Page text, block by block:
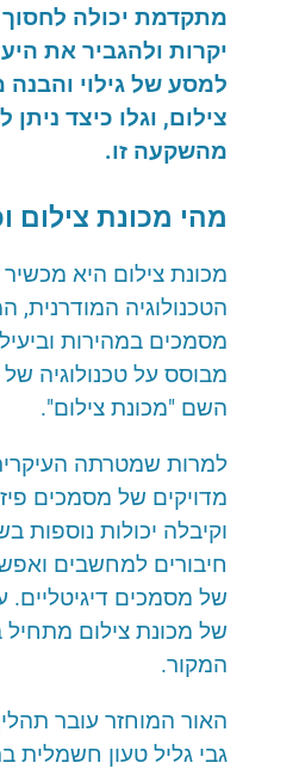
מתקדמת יכולה לחסוך
יקרות ולהגביר את
למסע של גילוי והבנה
צילום, וגלו כיצד ניתן
מהשקעה זו.
מהי מכונת צילום
מכונת צילום היא מכשיר
הטכנולוגיה המודרנית,
מסמכים במהירות
מבוסס על טכנולוגיה של
השם "מכונת צילום".
למרות שמטרתה
מדויקים של מסמכים
וקיבלה יכולות נוספות
חיבורים למחשבים
של מסמכים דיגיטליים.
של מכונת צילום מתחיל
המקור.
האור המוחזר עובר
גבי גליל טעון חשמלית